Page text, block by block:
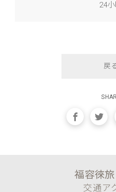
24
戻
福容徠
交通ア